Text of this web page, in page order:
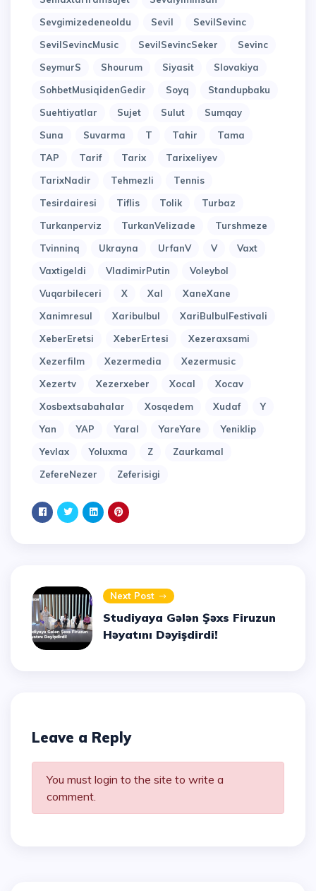
Sevgimizedeneoldu
Sevil
SevilSevinc
SevilSevincMusic
SevilSevincSeker
Sevinc
SeymurS
Shourum Siyasit
Slovakiya
SohbetMusiqidenGedir
Soyq
Standupbaku
Suehtiyatlar
Sujet Sulut
Sumqay
Suna
Suvarma T Tahir
Tama
TAP
Tarif Tarix
Tarixeliyev
TarixNadir
Tehmezli
Tennis
Tesirdairesi
Tiflis Tolik
Turbaz
Turkanperviz
TurkanVelizade
Turshmeze
Tvinninq
Ukrayna UrfanV V
Vaxt
Vaxtigeldi
VladimirPutin
Voleybol
Vuqarbileceri
X Xal
XaneXane
Xanimresul
Xaribulbul
XariBulbulFestivali
XeberEretsi
XeberErtesi
Xezeraxsami
Xezerfilm
Xezermedia
Xezermusic
Xezertv
Xezerxeber Xocal
Xocav
Xosbextsabahalar
Xosqedem Xudaf
Y
Yan
YAP Yaral YareYare
Yeniklip
Yevlax
Yoluxma Z
Zaurkamal
ZefereNezer
Zeferisigi
Next Post
Studiyaya Gələn Şəxs Firuzun
Həyatını Dəyişdirdi!
Leave a Reply
You must login to the site to write a
comment.